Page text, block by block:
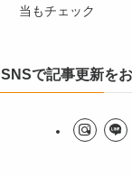
当もチェック
SNSで記事更新を